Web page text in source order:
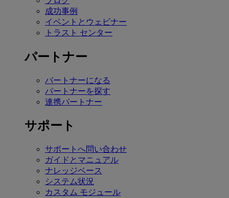
成功事例
イベントとウェビナー
トラスト センター
パートナー
パートナーになる
パートナーを探す
連携パートナー
サポート
サポートへ問い合わせ
ガイドとマニュアル
ナレッジベース
システム状況
カスタム モジュール